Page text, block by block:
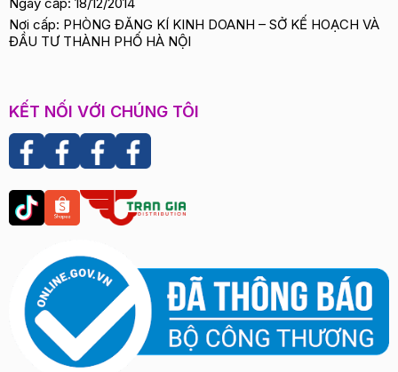
Nơi cấp: PHÒNG ĐĂNG KÍ KINH DOANH – SỞ KẾ HOẠCH VÀ
ĐẦU TƯ THÀNH PHỐ HÀ NỘI
KẾT NỐI VỚI CHÚNG TÔI